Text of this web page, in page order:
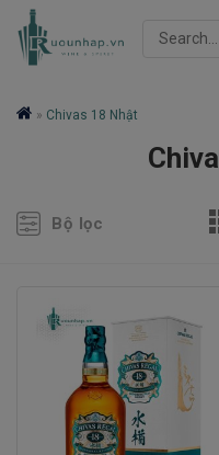
Skip
Search
» Chivas 18 Nhật
Bộ lọc